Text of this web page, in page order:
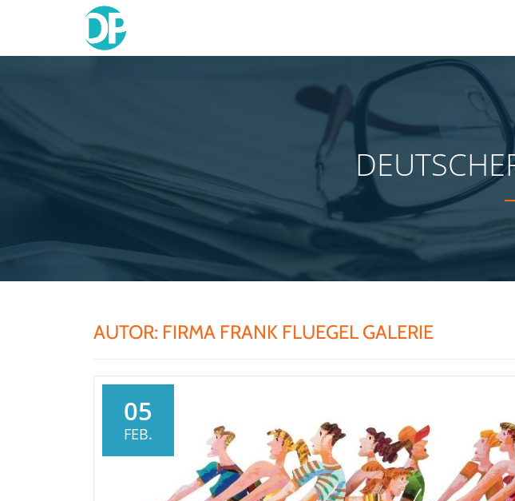
AUTOR: FIRMA FRANK FLUEGEL GALERIE
05
FEB.